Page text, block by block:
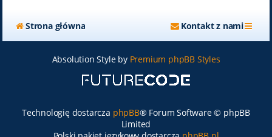
Strona główna Kontakt z nami
Absolution Style by Premium phpBB Styles
Technologię dostarcza phpBB® Forum Software © phpBB
Limited